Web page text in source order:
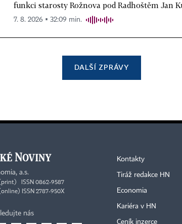
funkci starosty Rožnova pod Radhoštěm Jan
7. 8. 2026 ▪ 32:09 min.
DALŠÍ ZPRÁVY
a.s.
ISSN 0862-9587
ISSN 2787-950X
nás
Kontakty
Tiráž redakce HN
Economia
Kariéra v HN
Ceník inzerce